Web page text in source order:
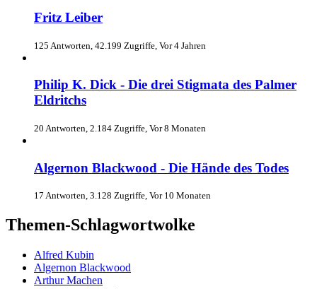
Fritz Leiber
125 Antworten, 42.199 Zugriffe, Vor 4 Jahren
Philip K. Dick - Die drei Stigmata des Palmer
Eldritchs
20 Antworten, 2.184 Zugriffe, Vor 8 Monaten
Algernon Blackwood - Die Hände des Todes
17 Antworten, 3.128 Zugriffe, Vor 10 Monaten
Themen-Schlagwortwolke
Alfred Kubin
Algernon Blackwood
Arthur Machen